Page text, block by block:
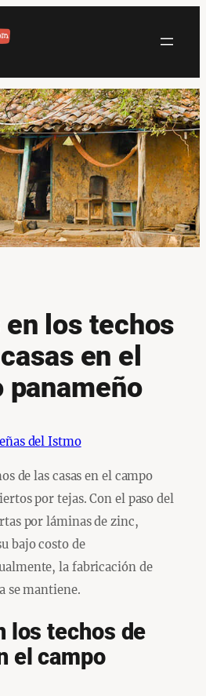
los techos
en el
panameño
del Istmo
de las casas en el campo
por tejas. Con el paso del
por láminas de zinc,
bajo costo de
la fabricación de
se mantiene.
los techos de
el campo